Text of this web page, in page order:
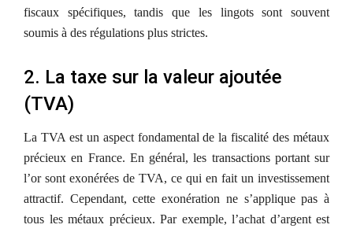
fiscaux spécifiques, tandis que les lingots sont souvent
soumis à des régulations plus strictes.
2. La taxe sur la valeur ajoutée
(TVA)
La TVA est un aspect fondamental de la fiscalité des métaux
précieux en France. En général, les transactions portant sur
l’or sont exonérées de TVA, ce qui en fait un investissement
attractif. Cependant, cette exonération ne s’applique pas à
tous les métaux précieux. Par exemple, l’achat d’argent est